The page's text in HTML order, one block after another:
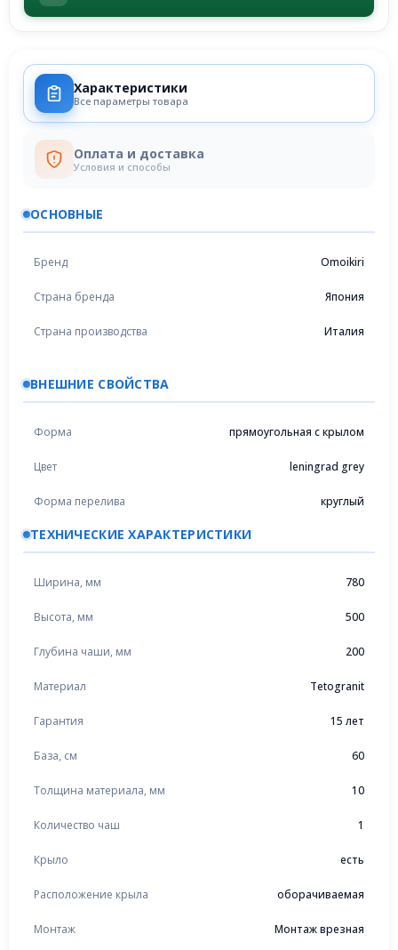
Характеристики
Все параметры товара
Оплата и доставка
Условия и способы
ОСНОВНЫЕ
Бренд Omoikiri
Страна бренда Япония
Страна производства Италия
ВНЕШНИЕ СВОЙСТВА
Форма прямоугольная с крылом
Цвет leningrad grey
Форма перелива круглый
ТЕХНИЧЕСКИЕ ХАРАКТЕРИСТИКИ
Ширина, мм 780
Высота, мм 500
Глубина чаши, мм 200
Материал Tetogranit
Гарантия 15 лет
База, см 60
Толщина материала, мм 10
Количество чаш 1
Крыло есть
Расположение крыла оборачиваемая
Монтаж Монтаж врезная